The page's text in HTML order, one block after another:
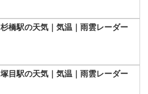
杉橋駅の天気｜気温｜雨雲レーダー
塚目駅の天気｜気温｜雨雲レーダー